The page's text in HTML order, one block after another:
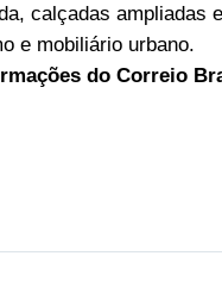
calçadas ampliadas
e mobiliário urbano.
do Correio